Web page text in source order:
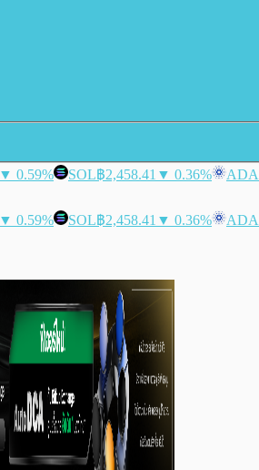
▼ 0.59% SOL฿2,458.41 ▼ 0.36% ADA
▼ 0.59% SOL฿2,458.41 ▼ 0.36% ADA